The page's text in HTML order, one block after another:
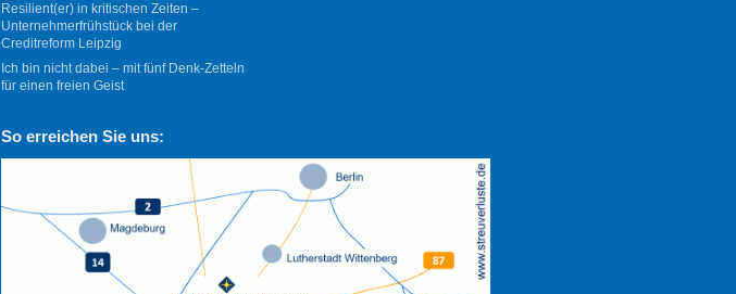
Resilient(er) in kritischen Zeiten –
Unternehmerfrühstück bei der
Creditreform Leipzig
Ich bin nicht dabei – mit fünf Denk-Zetteln
für einen freien Geist
So erreichen Sie uns: